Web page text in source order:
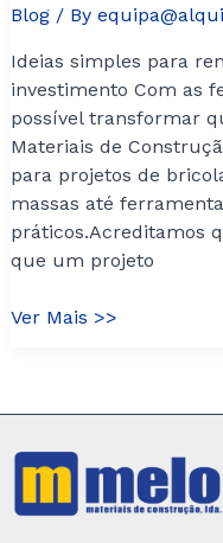
Blog/ By
Ideias simples para
investimento Com as
possível transformar
Materiais de
para projetos de
massas até
práticos.Acreditamos
que um projeto
Bricolage:
Importância
Escolha
Ver Mais >>